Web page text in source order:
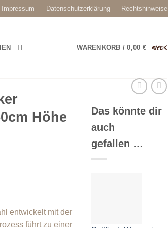
Impressum Datenschutzerklärung Rechtshinweise
WARENKORB /0,00 €
Höhe
entwickelt mit der
führt zu einer
Das könnte dir
auch
gefallen …